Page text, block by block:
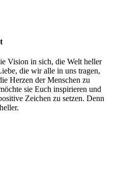
Vision in sich, die Welt heller
die wir alle in uns tragen,
Herzen der Menschen zu
sie Euch inspirieren und
Zeichen zu setzen. Denn